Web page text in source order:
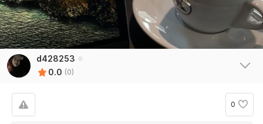
d428253
0.0 (0)
0